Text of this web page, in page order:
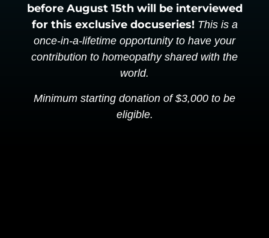
before August 15th will be interviewed
for this exclusive docuseries!This is a
once-in-a-lifetime opportunity to have your
contribution to homeopathy shared with the
world.
Minimum starting donation of $3,000 to be
eligible.